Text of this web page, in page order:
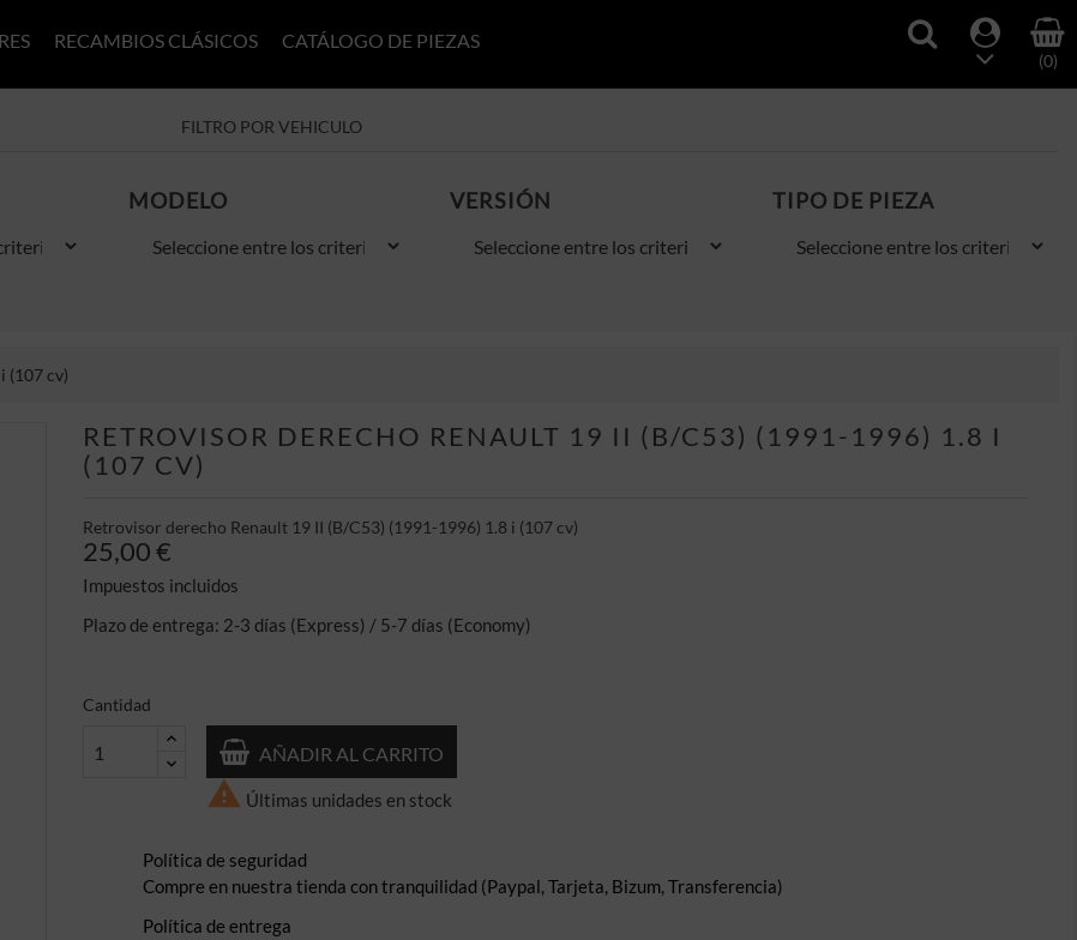
RECAMBIOS CLÁSICOS CATÁLOGO DE PIEZAS
(0)
FILTRO POR VEHICULO
MODELO VERSIÓN TIPO DE PIEZA
(107 cv)
RETROVISOR DERECHO RENAULT 19 II (B/C53) (1991-1996) 1.8 I
(107 CV)
Retrovisor derecho Renault 19 II (B/C53) (1991-1996) 1.8 i (107 cv)
25,00 €
Impuestos incluidos
Plazo de entrega: 2-3 días (Express) / 5-7 días (Economy)
Cantidad
AÑADIR AL CARRITO
 Últimas unidades en stock
Política de seguridad
Compre en nuestra tienda con tranquilidad (Paypal, Tarjeta, Bizum, Transferencia)
Política de entrega